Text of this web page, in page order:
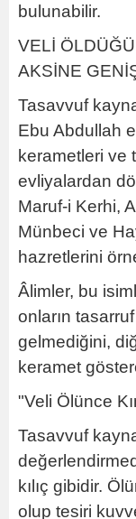
bulunabilir.
VELİ
AKSİNE
Tasavvuf
Ebu Abdullah
kerametleri ve
evliyalardan
Maruf-i Kerhi,
Münbeci ve
hazretlerini
Âlimler, bu
onların
gelmediğini,
keramet
"Veli Ölünce
Tasavvuf
kılıç gibidir.
olup tesiri